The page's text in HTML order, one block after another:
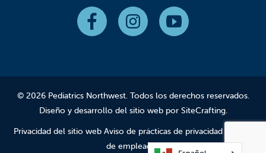
© 2026 Pediatrics Northwest. Todos los derechos reservados.
Diseño y desarrollo del sitio web por SiteCrafting.
Privacidad del sitio web Aviso de prácticas de privacidad
de empleados